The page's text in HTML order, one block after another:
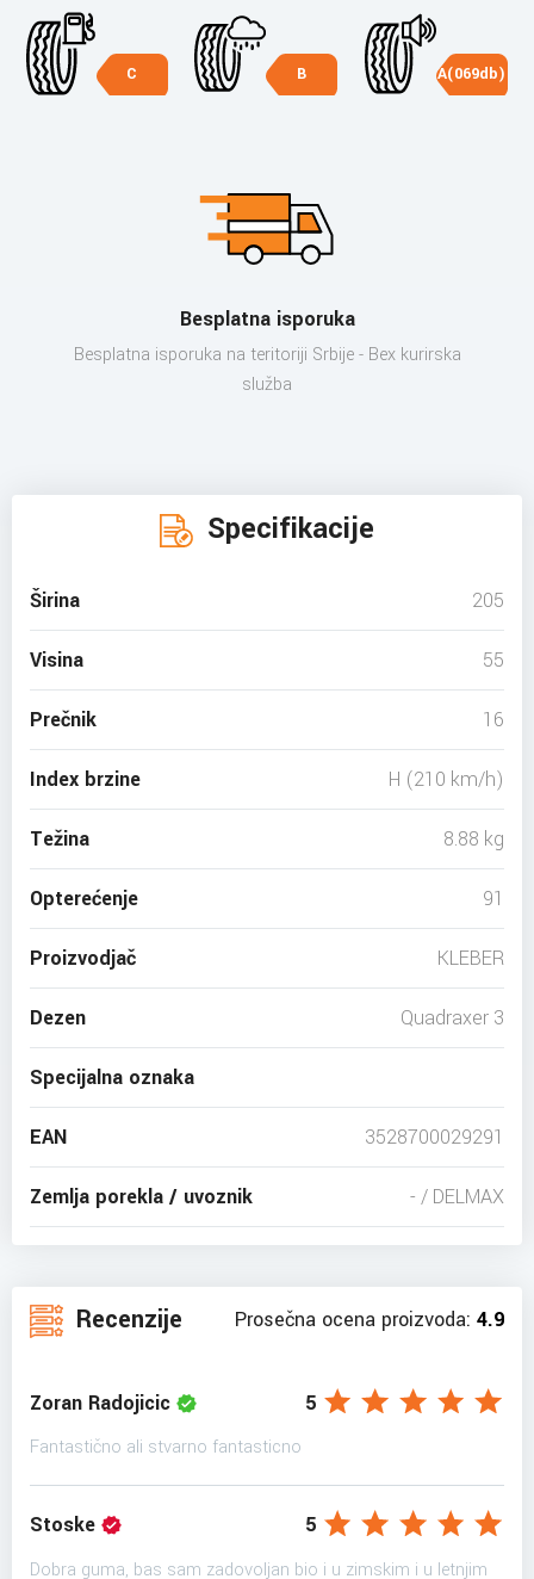
C B A(069db)
Besplatna isporuka
Besplatna isporuka na teritoriji Srbije - Bex kurirska
služba
Specifikacije
Širina 205
Visina 55
Prečnik 16
Index brzine H (210 km/h)
Težina 8.88 kg
Opterećenje 91
Proizvodjač KLEBER
Dezen Quadraxer 3
Specijalna oznaka
EAN 3528700029291
Zemlja porekla / uvoznik - / DELMAX
Recenzije Prosečna ocena proizvoda: 4.9
Zoran Radojicic 5
Fantastično ali stvarno fantasticno
Stoske 5
Dobra guma, bas sam zadovoljan bio i u zimskim i u letnjim